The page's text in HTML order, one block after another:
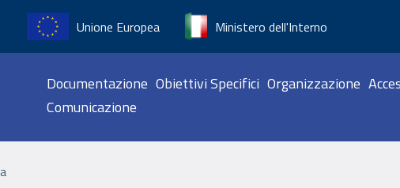
Unione Europea
Ministero dell'Interno
Navigazione
Documentazione Obiettivi Specifici Organizzazione
Comunicazione